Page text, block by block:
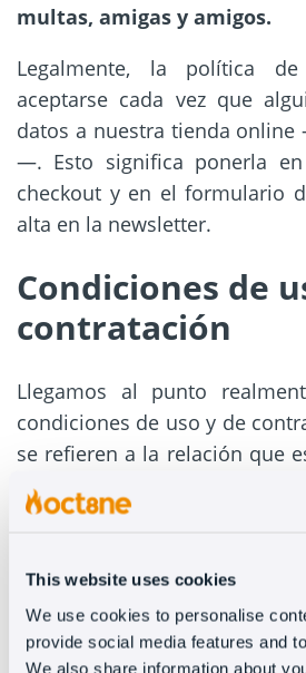
This website uses cookies
We use cookies to personalise
provide social media features and
We also share information about
multas, amigas y amigos.
Legalmente, la política
aceptarse cada vez que
datos a nuestra tienda
—. Esto significa ponerla
checkout y en el formulario
alta en la newsletter.
Condiciones de
contratación
Llegamos al punto
condiciones de uso y de
se refieren a la relación que
con la página en cuanto a
definimos quienes somos
:
desarrollamos el tema
enlaces (externos), la
acciones legales que se